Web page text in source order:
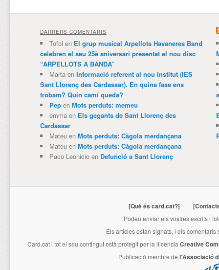
DARRERS COMENTARIS
Tofol en El grup musical Arpellots Havaneres Band
celebren el seu 25è aniversari presentat el nou disc
“ARPELLOTS A BANDA”
Martaen Informació referent al nou Institut (IES
Sant Llorenç des Cardassar). En quina fase ens
trobam? Quin camí queda?
Pepen Mots perduts: memeu
emmaen Els gegants de Sant Llorenç des
Cardassar
Mateuen Mots perduts: Càgola merdançana
Mateuen Mots perduts: Càgola merdançana
Paco Leonicioen Defunció a Sant Llorenç
[Què és card.cat?]
Podeu enviar els vostres escrits i
Els articles estan signats, i els
Card.cati tot el seu contingut està protegit per la llicencia Creative
Publicació membre de l'Associació